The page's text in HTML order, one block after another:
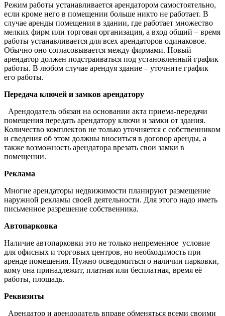
Режим работы устанавливается арендатором самостоятельно,
если кроме него в помещении больше никто не работает. В
случае аренды помещения в здании, где работает множество
мелких фирм или торговая организация, а вход общий – время
работы устанавливается для всех арендаторов одинаковое.
Обычно оно согласовывается между фирмами. Новый
арендатор должен подстраиваться под установленный график
работы. В любом случае арендуя здание – уточните график
его работы.
Передача ключей и замков арендатору
Арендодатель обязан на основании акта приема-передачи
помещения передать арендатору ключи и замки от здания.
Количество комплектов не только уточняется с собственником
и сведения об этом должны вноситься в договор аренды, а
также возможность арендатора врезать свои замки в
помещении.
Реклама
Многие арендаторы недвижимости планируют размещение
наружной рекламы своей деятельности. Для этого надо иметь
письменное разрешение собственника.
Автопарковка
Наличие автопарковки это не только непременное условие
для офисных и торговых центров, но необходимость при
аренде помещения. Нужно осведомиться о наличии парковки,
кому она принадлежит, платная или бесплатная, время её
работы, площадь.
Реквизиты
Арендатор и арендодатель вправе обменяться всеми своими